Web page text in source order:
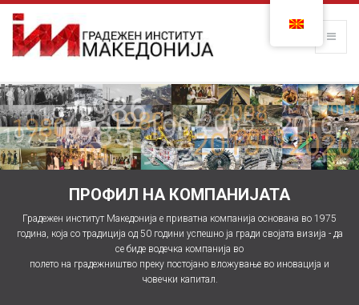
ПРОФИЛ НА КОМПАНИЈАТА
Градежен институт Македонија е приватна компанија основана во 1975
година, која со традиција од 50 години успешно ја гради својата визија - да
се биде водечка компанија во
полето на градежништво преку постојано вложување во иновација и
човечки капитал.